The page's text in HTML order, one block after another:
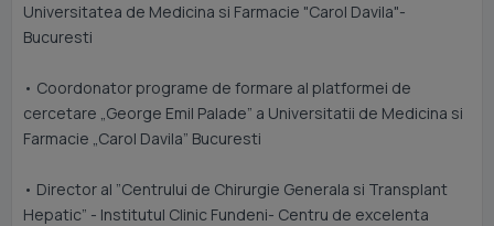
Universitatea de Medicina si Farmacie "Carol Davila"-
Bucuresti
• Coordonator programe de formare al platformei de
cercetare „George Emil Palade” a Universitatii de Medicina si
Farmacie „Carol Davila” Bucuresti
• Director al ”Centrului de Chirurgie Generala si Transplant
Hepatic” - Institutul Clinic Fundeni- Centru de excelenta